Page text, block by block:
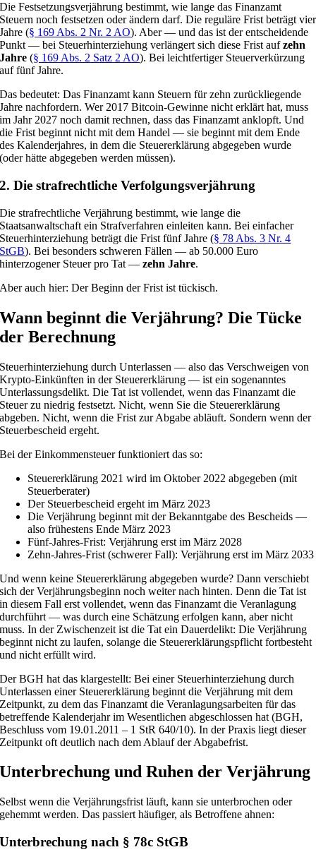
Die Festsetzungsverjährung bestimmt, wie lange das Finanzamt
Steuern noch festsetzen oder ändern darf. Die reguläre Frist beträgt vier
Jahre (§ 169 Abs. 2 Nr. 2 AO). Aber — und das ist der entscheidende
Punkt — bei Steuerhinterziehung verlängert sich diese Frist aufzehn
Jahre (§ 169 Abs. 2 Satz 2 AO). Bei leichtfertiger Steuerverkürzung
auf fünf Jahre.
Das bedeutet: Das Finanzamt kann Steuern für zehn zurückliegende
Jahre nachfordern. Wer 2017 Bitcoin-Gewinne nicht erklärt hat, muss
im Jahr 2027 noch damit rechnen, dass das Finanzamt anklopft. Und
die Frist beginnt nicht mit dem Handel — sie beginnt mit dem Ende
des Kalenderjahres, in dem die Steuererklärung abgegeben wurde
(oder hätte abgegeben werden müssen).
2. Die strafrechtliche Verfolgungsverjährung
Die strafrechtliche Verjährung bestimmt, wie lange die
Staatsanwaltschaft ein Strafverfahren einleiten kann. Bei einfacher
Steuerhinterziehung beträgt die Frist fünf Jahre (§ 78 Abs. 3 Nr. 4
StGB). Bei besonders schweren Fällen — ab 50.000 Euro
hinterzogener Steuer pro Tat —zehn Jahre.
Aber auch hier: Der Beginn der Frist ist tückisch.
Wann beginnt die Verjährung? Die Tücke
der Berechnung
Steuerhinterziehung durch Unterlassen — also das Verschweigen von
Krypto-Einkünften in der Steuererklärung — ist ein sogenanntes
Unterlassungsdelikt. Die Tat ist vollendet, wenn das Finanzamt die
Steuer zu niedrig festsetzt. Nicht, wenn Sie die Steuererklärung
abgeben. Nicht, wenn die Frist zur Abgabe abläuft. Sondern wenn der
Steuerbescheid ergeht.
Bei der Einkommensteuer funktioniert das so:
Steuererklärung 2021 wird im Oktober 2022 abgegeben (mit
Steuerberater)
Der Steuerbescheid ergeht im März 2023
Die Verjährung beginnt mit der Bekanntgabe des Bescheids —
also frühestens Ende März 2023
Fünf-Jahres-Frist: Verjährung erst im März 2028
Zehn-Jahres-Frist (schwerer Fall): Verjährung erst im März 2033
Und wenn keine Steuererklärung abgegeben wurde? Dann verschiebt
sich der Verjährungsbeginn noch weiter nach hinten. Denn die Tat ist
in diesem Fall erst vollendet, wenn das Finanzamt die Veranlagung
durchführt — was durch eine Schätzung erfolgen kann, aber nicht
muss. In der Zwischenzeit ist die Tat ein Dauerdelikt: Die Verjährung
beginnt nicht zu laufen, solange die Steuererklärungspflicht fortbesteht
und nicht erfüllt wird.
Der BGH hat das klargestellt: Bei einer Steuerhinterziehung durch
Unterlassen einer Steuererklärung beginnt die Verjährung mit dem
Zeitpunkt, zu dem das Finanzamt die Veranlagungsarbeiten für das
betreffende Kalenderjahr im Wesentlichen abgeschlossen hat (BGH,
Beschluss vom 19.01.2011 – 1 StR 640/10). In der Praxis liegt dieser
Zeitpunkt oft deutlich nach dem Ablauf der Abgabefrist.
Unterbrechung und Ruhen der Verjährung
Selbst wenn die Verjährungsfrist läuft, kann sie unterbrochen oder
gehemmt werden. Das passiert häufiger, als Betroffene ahnen:
Unterbrechung nach § 78c StGB